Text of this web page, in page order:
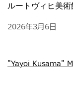
ルートヴィヒ美術
2026年3月6日
"Yayoi Kusama"